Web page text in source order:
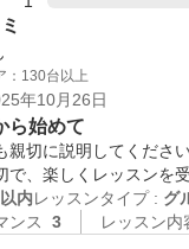
：130台以上
年10月26日
ら始めて
親切に説明してくださ
内レッスンタイプ : グ
ンス
3 レッスン内